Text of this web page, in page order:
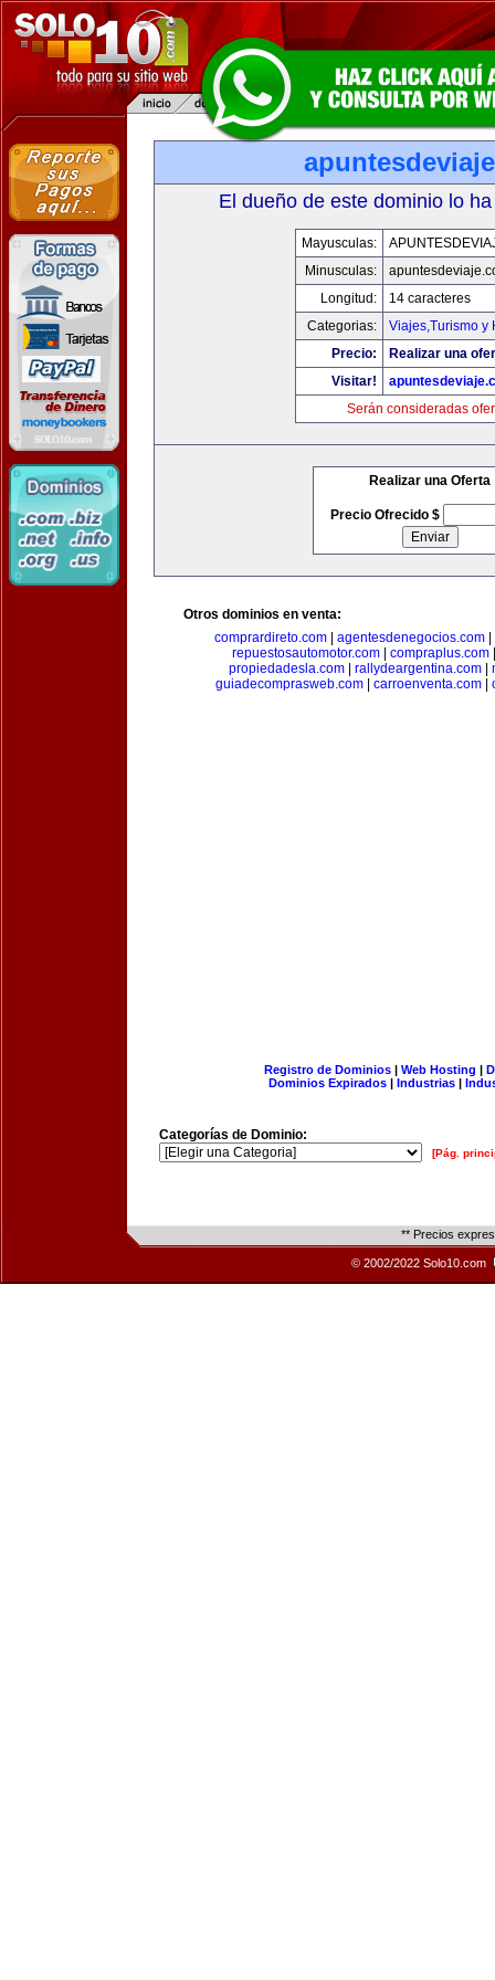
El dueño de este dominio lo
Mayusculas:
Minusculas:
Longitud:
14 caracteres
Categorias:
Viajes,Turismo y
Precio:
Realizar una
Visitar!
Serán consideradas
Realizar una Oferta
Precio Ofrecido $
Otros dominios en venta:
comprardireto.com| agentesdenegocios.com|
repuestosautomotor.com
compraplus.com
propiedadesla.com| rallydeargentina.com|
guiadecomprasweb.com
carroenventa.com
Registro de Dominios| Web Hosting |
Dominios Expirados | Industrias |
Categorías de Dominio:
[Pág.
** Precios
© 2002/2022 Solo10.com